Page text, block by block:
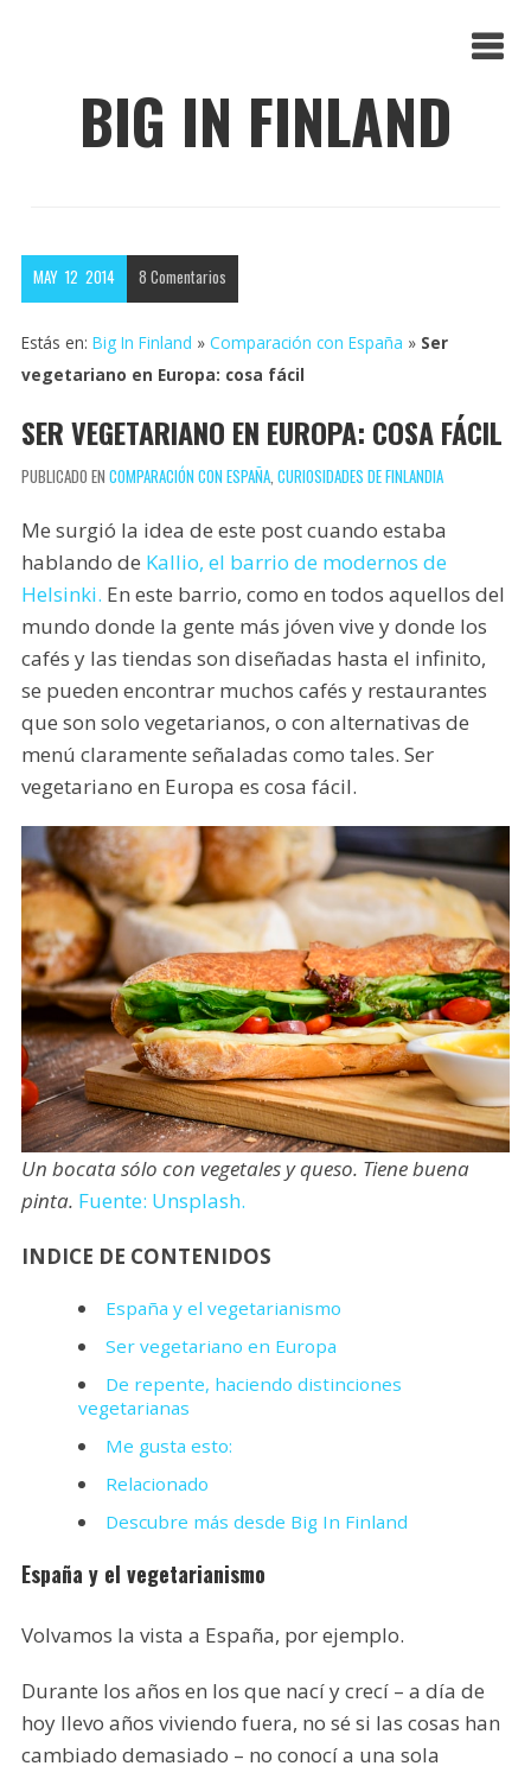
BIG IN FINLAND
MAY 12 2014 8 Comentarios
Estás en: Big In Finland » Comparación con España » Ser
vegetariano en Europa: cosa fácil
SER VEGETARIANO EN EUROPA: COSA FÁCIL
PUBLICADO EN COMPARACIÓN CON ESPAÑA, CURIOSIDADES DE FINLANDIA
Me surgió la idea de este post cuando estaba
hablando de Kallio, el barrio de modernos de
Helsinki. En este barrio, como en todos aquellos del
mundo donde la gente más jóven vive y donde los
cafés y las tiendas son diseñadas hasta el infinito,
se pueden encontrar muchos cafés y restaurantes
que son solo vegetarianos, o con alternativas de
menú claramente señaladas como tales. Ser
vegetariano en Europa es cosa fácil.
Un bocata sólo con vegetales y queso. Tiene buena
pinta. Fuente: Unsplash.
INDICE DE CONTENIDOS
España y el vegetarianismo
Ser vegetariano en Europa
De repente, haciendo distinciones
vegetarianas
Me gusta esto:
Relacionado
Descubre más desde Big In Finland
España y el vegetarianismo
Volvamos la vista a España, por ejemplo.
Durante los años en los que nací y crecí – a día de
hoy llevo años viviendo fuera, no sé si las cosas han
cambiado demasiado – no conocí a una sola